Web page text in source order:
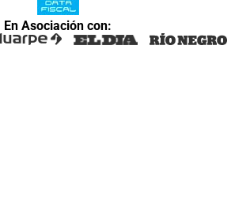
En Asociación con: